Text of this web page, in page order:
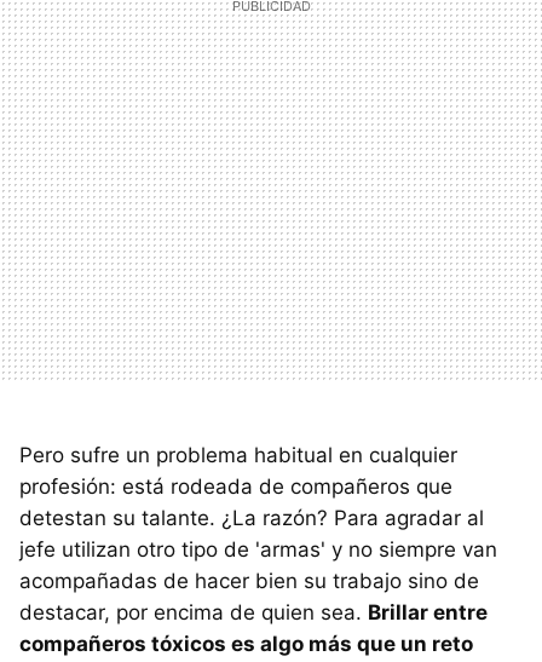
Pero sufre un problema habitual en cualquier
profesión: está rodeada de compañeros que
detestan su talante. ¿La razón? Para agradar al
jefe utilizan otro tipo de 'armas' y no siempre van
acompañadas de hacer bien su trabajo sino de
destacar, por encima de quien sea. Brillar entre
compañeros tóxicos es algo más que un reto